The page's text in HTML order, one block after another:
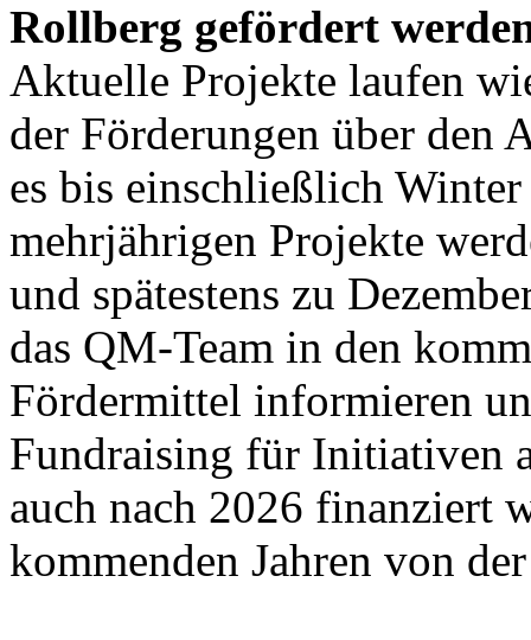
Rollberg gefördert
Aktuelle Projekte laufen
der Förderungen über den
es bis einschließlich
mehrjährigen Projekte
und spätestens zu
das QM-Team in den
Fördermittel informieren
Fundraising für Initiativen
auch nach 2026 finanziert
kommenden Jahren von